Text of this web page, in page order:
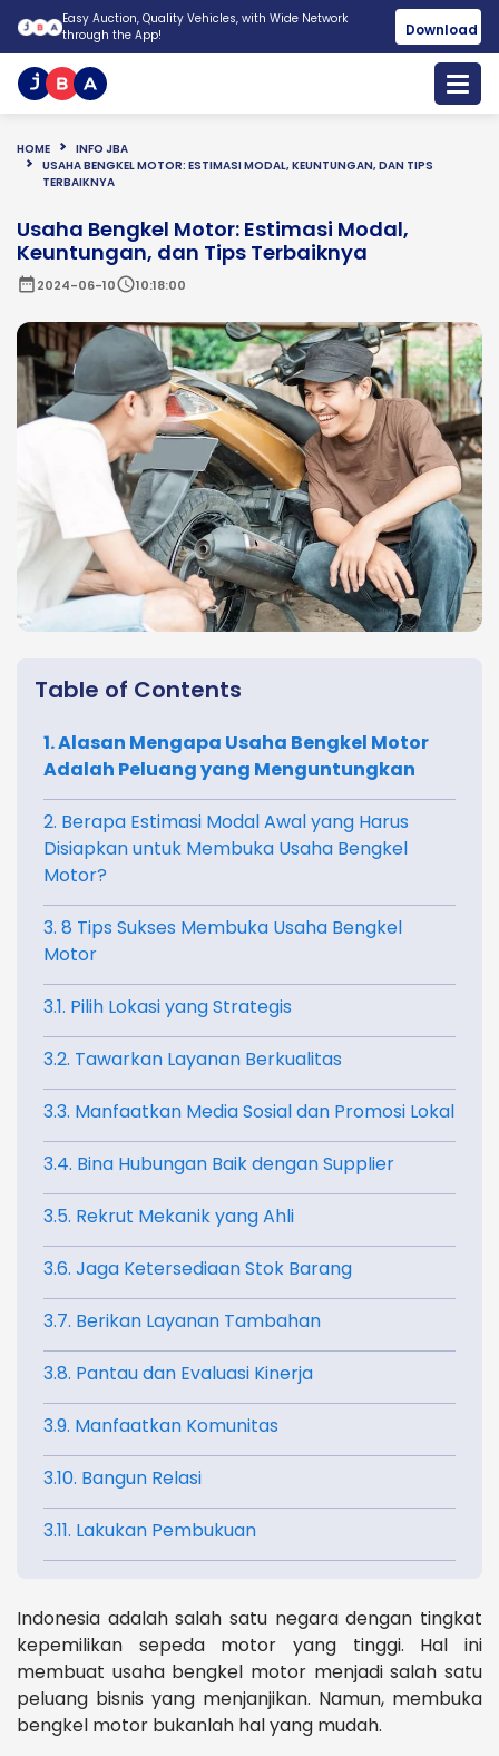
Easy Auction, Quality Vehicles, with Wide Network
through the App!
Download
HOME
INFO JBA
USAHA BENGKEL MOTOR: ESTIMASI MODAL, KEUNTUNGAN, DAN TIPS
TERBAIKNYA
Usaha Bengkel Motor: Estimasi Modal,
Keuntungan, dan Tips Terbaiknya
date_range2024-06-10schedule10:18:00
Table of Contents
1. Alasan Mengapa Usaha Bengkel Motor
Adalah Peluang yang Menguntungkan
2. Berapa Estimasi Modal Awal yang Harus
Disiapkan untuk Membuka Usaha Bengkel
Motor?
3. 8 Tips Sukses Membuka Usaha Bengkel
Motor
3.1. Pilih Lokasi yang Strategis
3.2. Tawarkan Layanan Berkualitas
3.3. Manfaatkan Media Sosial dan Promosi Lokal
3.4. Bina Hubungan Baik dengan Supplier
3.5. Rekrut Mekanik yang Ahli
3.6. Jaga Ketersediaan Stok Barang
3.7. Berikan Layanan Tambahan
3.8. Pantau dan Evaluasi Kinerja
3.9. Manfaatkan Komunitas
3.10. Bangun Relasi
3.11. Lakukan Pembukuan
Indonesia adalah salah satu negara dengan tingkat
kepemilikan sepeda motor yang tinggi. Hal ini
membuat usaha bengkel motor menjadi salah satu
peluang bisnis yang menjanjikan. Namun, membuka
bengkel motor bukanlah hal yang mudah.